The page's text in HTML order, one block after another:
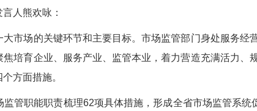
人熊欢咏：
场的关键环节和主要目标。市场监管部门身处服务经
培育企业、服务产业、监管本业，着力营造充满活力、
方面措施。
职能职责梳理62项具体措施，形成全省市场监管系统